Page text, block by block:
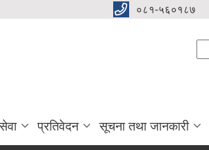
०८१-५६०१८७
प्रतिवेदन सूचना तथा जानकारी